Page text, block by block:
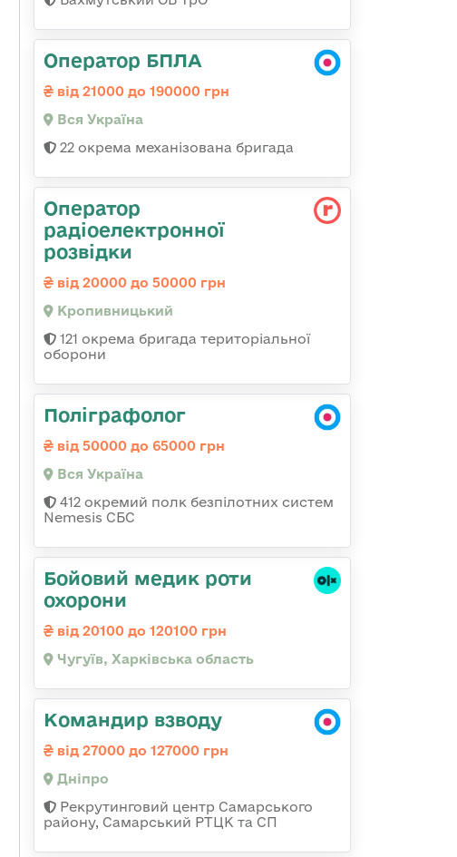
Оператор БПЛА
від 21000 до 190000 грн
Вся Україна
22 окрема механізована бригада
Оператор
радіоелектронної
розвідки
від 20000 до 50000 грн
Кропивницький
121 окрема бригада територіальної
оборони
Поліграфолог
від 50000 до 65000 грн
Вся Україна
412 окремий полк безпілотних систем
Nemesis СБС
Бойовий медик роти
охорони
від 20100 до 120100 грн
Чугуїв, Харківська область
Командир взводу
від 27000 до 127000 грн
Дніпро
Рекрутинговий центр Самарського
району, Самарський РТЦК та СП